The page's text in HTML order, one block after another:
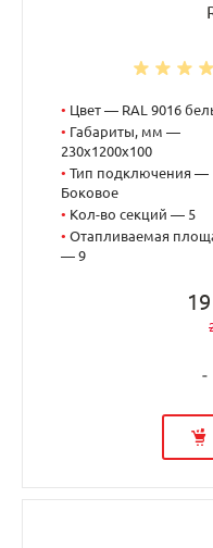
• Цвет — RAL 9016
• Габариты, мм —
230x1200x100
• Тип подключения —
Боковое
• Кол-во секций — 5
• Отапливаемая
— 9
-